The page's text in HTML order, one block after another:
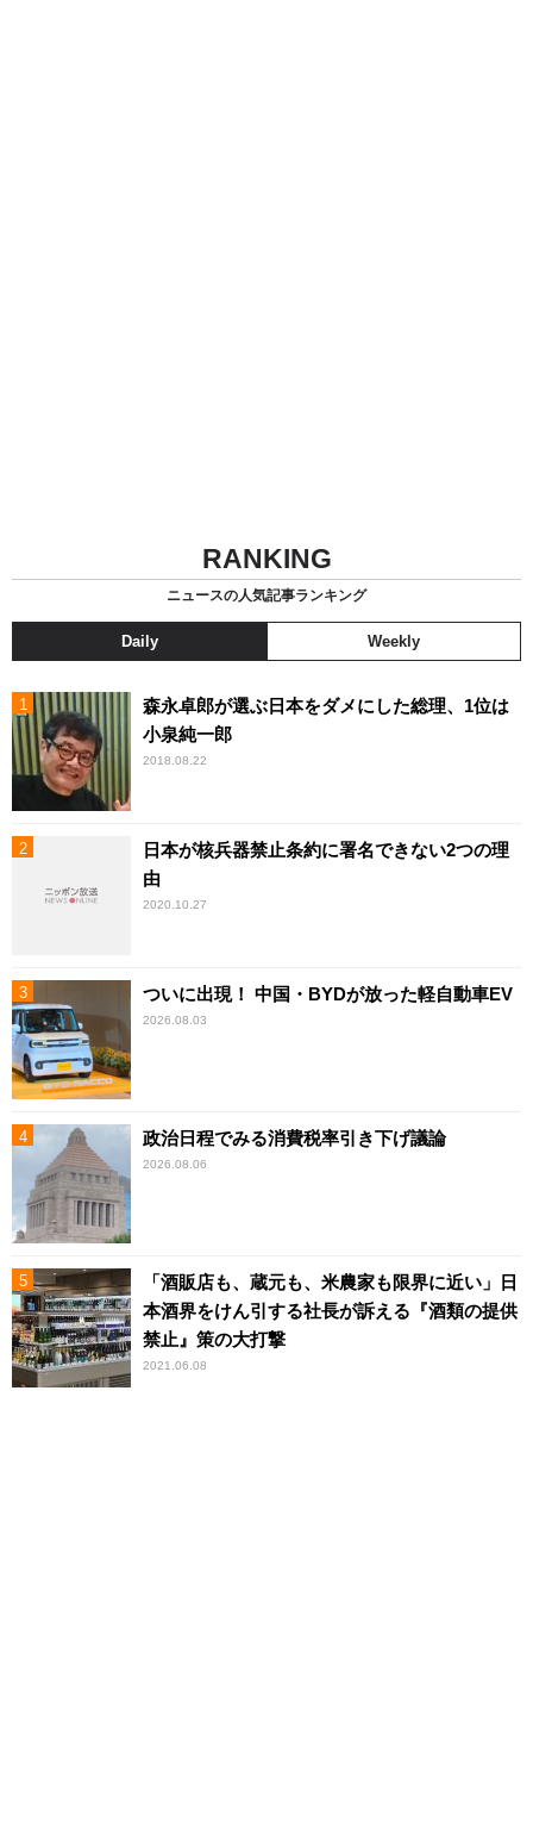
RANKING
ニュースの人気記事ランキング
Daily Weekly
森永卓郎が選ぶ日本をダメにした総理、1位は
小泉純一郎
2018.08.22
日本が核兵器禁止条約に署名できない2つの理
由
2020.10.27
ついに出現！ 中国・BYDが放った軽自動車EV
2026.08.03
政治日程でみる消費税率引き下げ議論
2026.08.06
「酒販店も、蔵元も、米農家も限界に近い」日
本酒界をけん引する社長が訴える『酒類の提供
禁止』策の大打撃
2021.06.08